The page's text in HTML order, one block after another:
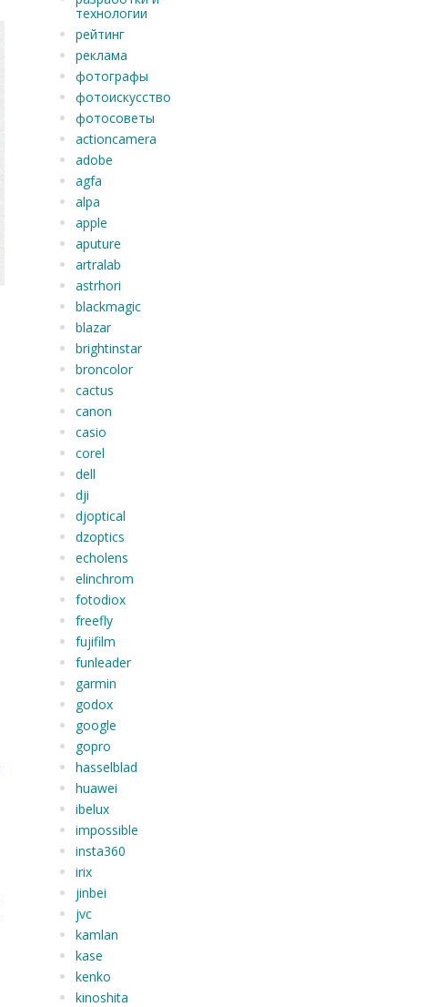
технологии
рейтинг
реклама
фотографы
фотоискусство
фотосоветы
actioncamera
adobe
agfa
alpa
apple
aputure
artralab
astrhori
blackmagic
blazar
brightinstar
broncolor
cactus
canon
casio
corel
dell
dji
djoptical
dzoptics
echolens
elinchrom
fotodiox
freefly
fujifilm
funleader
garmin
godox
google
gopro
hasselblad
huawei
ibelux
impossible
insta360
irix
jinbei
jvc
kamlan
kase
kenko
kinoshita